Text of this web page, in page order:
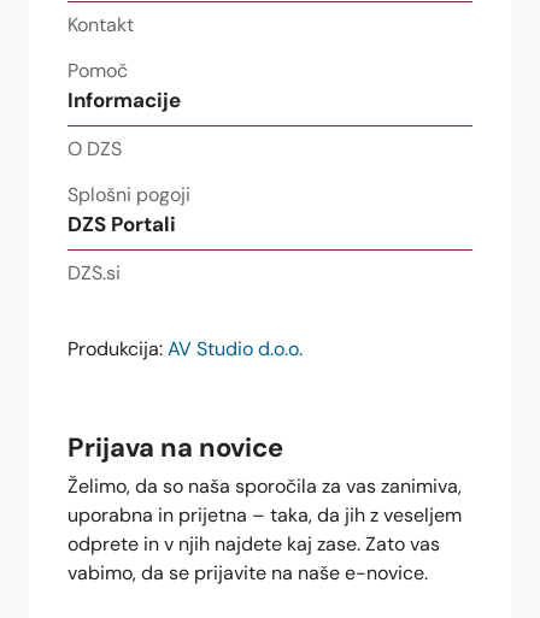
Kontakt
Pomoč
Informacije
O DZS
Splošni pogoji
DZS Portali
DZS.si
Produkcija: AV Studio d.o.o.
Prijava na novice
Želimo, da so naša sporočila za vas zanimiva,
uporabna in prijetna – taka, da jih z veseljem
odprete in v njih najdete kaj zase. Zato vas
vabimo, da se prijavite na naše e-novice.